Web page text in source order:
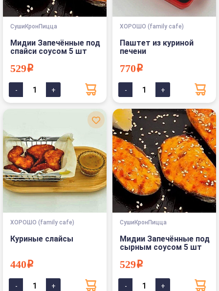
СушиКронПицца
Мидии Запечённые под
спайси соусом 5 шт
529i
ХОРОШО (family cafe)
Паштет из куриной
печени
770i
ХОРОШО (family cafe)
Куриные слайсы
440i
СушиКронПицца
Мидии Запечённые под
сырным соусом 5 шт
529i